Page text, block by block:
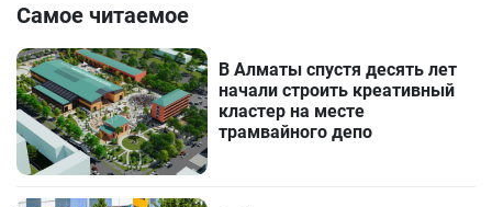
Самое читаемое
В Алматы спустя десять лет
начали строить креативный
кластер на месте
трамвайного депо